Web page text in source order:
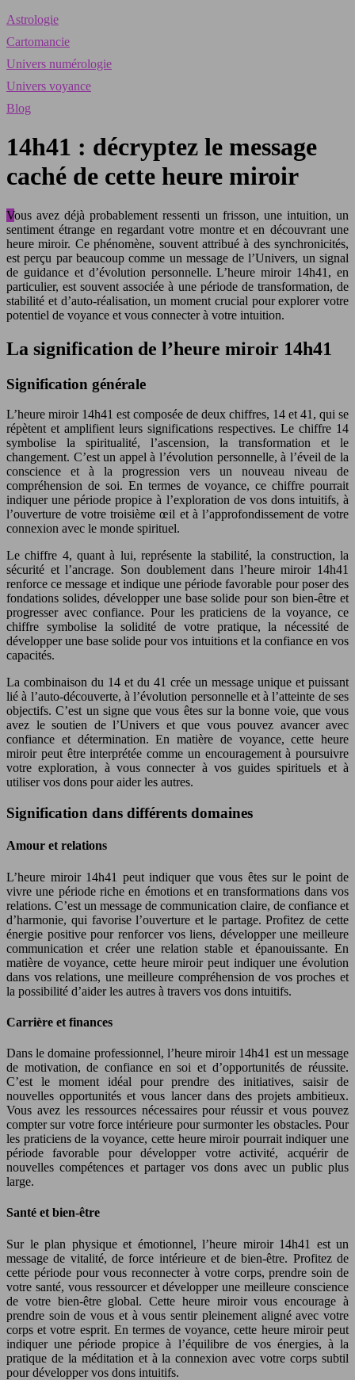
Astrologie
Cartomancie
Univers numérologie
Univers voyance
Blog
14h41 : décryptez le message
caché de cette heure miroir
Vous avez déjà probablement ressenti un frisson, une intuition, un
sentiment étrange en regardant votre montre et en découvrant une
heure miroir. Ce phénomène, souvent attribué à des synchronicités,
est perçu par beaucoup comme un message de l’Univers, un signal
de guidance et d’évolution personnelle. L’heure miroir 14h41, en
particulier, est souvent associée à une période de transformation, de
stabilité et d’auto-réalisation, un moment crucial pour explorer votre
potentiel de voyance et vous connecter à votre intuition.
La signification de l’heure miroir 14h41
Signification générale
L’heure miroir 14h41 est composée de deux chiffres, 14 et 41, qui se
répètent et amplifient leurs significations respectives. Le chiffre 14
symbolise la spiritualité, l’ascension, la transformation et le
changement. C’est un appel à l’évolution personnelle, à l’éveil de la
conscience et à la progression vers un nouveau niveau de
compréhension de soi. En termes de voyance, ce chiffre pourrait
indiquer une période propice à l’exploration de vos dons intuitifs, à
l’ouverture de votre troisième œil et à l’approfondissement de votre
connexion avec le monde spirituel.
Le chiffre 4, quant à lui, représente la stabilité, la construction, la
sécurité et l’ancrage. Son doublement dans l’heure miroir 14h41
renforce ce message et indique une période favorable pour poser des
fondations solides, développer une base solide pour son bien-être et
progresser avec confiance. Pour les praticiens de la voyance, ce
chiffre symbolise la solidité de votre pratique, la nécessité de
développer une base solide pour vos intuitions et la confiance en vos
capacités.
La combinaison du 14 et du 41 crée un message unique et puissant
lié à l’auto-découverte, à l’évolution personnelle et à l’atteinte de ses
objectifs. C’est un signe que vous êtes sur la bonne voie, que vous
avez le soutien de l’Univers et que vous pouvez avancer avec
confiance et détermination. En matière de voyance, cette heure
miroir peut être interprétée comme un encouragement à poursuivre
votre exploration, à vous connecter à vos guides spirituels et à
utiliser vos dons pour aider les autres.
Signification dans différents domaines
Amour et relations
L’heure miroir 14h41 peut indiquer que vous êtes sur le point de
vivre une période riche en émotions et en transformations dans vos
relations. C’est un message de communication claire, de confiance et
d’harmonie, qui favorise l’ouverture et le partage. Profitez de cette
énergie positive pour renforcer vos liens, développer une meilleure
communication et créer une relation stable et épanouissante. En
matière de voyance, cette heure miroir peut indiquer une évolution
dans vos relations, une meilleure compréhension de vos proches et
la possibilité d’aider les autres à travers vos dons intuitifs.
Carrière et finances
Dans le domaine professionnel, l’heure miroir 14h41 est un message
de motivation, de confiance en soi et d’opportunités de réussite.
C’est le moment idéal pour prendre des initiatives, saisir de
nouvelles opportunités et vous lancer dans des projets ambitieux.
Vous avez les ressources nécessaires pour réussir et vous pouvez
compter sur votre force intérieure pour surmonter les obstacles. Pour
les praticiens de la voyance, cette heure miroir pourrait indiquer une
période favorable pour développer votre activité, acquérir de
nouvelles compétences et partager vos dons avec un public plus
large.
Santé et bien-être
Sur le plan physique et émotionnel, l’heure miroir 14h41 est un
message de vitalité, de force intérieure et de bien-être. Profitez de
cette période pour vous reconnecter à votre corps, prendre soin de
votre santé, vous ressourcer et développer une meilleure conscience
de votre bien-être global. Cette heure miroir vous encourage à
prendre soin de vous et à vous sentir pleinement aligné avec votre
corps et votre esprit. En termes de voyance, cette heure miroir peut
indiquer une période propice à l’équilibre de vos énergies, à la
pratique de la méditation et à la connexion avec votre corps subtil
pour développer vos dons intuitifs.